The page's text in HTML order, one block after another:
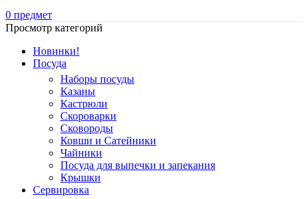
0 предмет
Просмотр категорий
Новинки!
Посуда
Наборы посуды
Казаны
Кастрюли
Скороварки
Сковороды
Ковши и Сатейники
Чайники
Посуда для выпечки и запекания
Крышки
Сервировка